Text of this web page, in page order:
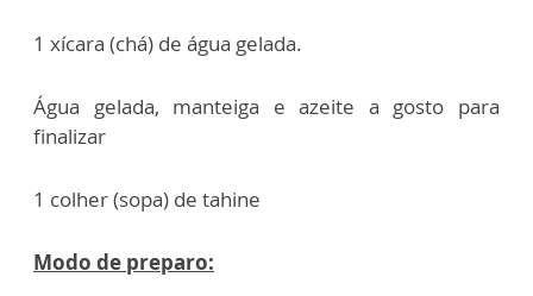
1 xícara (chá) de água gelada.
Água gelada, manteiga e azeite a gosto para
finalizar
1 colher (sopa) de tahine
Modo de preparo: